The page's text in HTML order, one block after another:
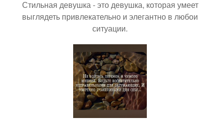
Стильная девушка - это девушка, которая умеет
выглядеть привлекательно и элегантно в любои
ситуации.